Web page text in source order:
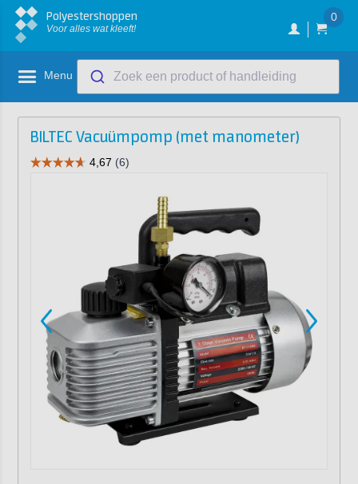
Polyestershoppen
Voor alles wat kleeft!
0
Menu Zoek een product of handleiding
BILTEC Vacuümpomp (met manometer)